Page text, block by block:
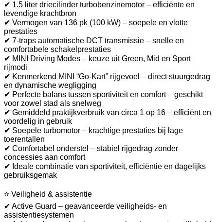
✔ 1.5 liter driecilinder turbobenzinemotor – efficiënte en
levendige krachtbron
✔ Vermogen van 136 pk (100 kW) – soepele en vlotte
prestaties
✔ 7-traps automatische DCT transmissie – snelle en
comfortabele schakelprestaties
✔ MINI Driving Modes – keuze uit Green, Mid en Sport
rijmodi
✔ Kenmerkend MINI “Go-Kart” rijgevoel – direct stuurgedrag
en dynamische wegligging
✔ Perfecte balans tussen sportiviteit en comfort – geschikt
voor zowel stad als snelweg
✔ Gemiddeld praktijkverbruik van circa 1 op 16 – efficiënt en
voordelig in gebruik
✔ Soepele turbomotor – krachtige prestaties bij lage
toerentallen
✔ Comfortabel onderstel – stabiel rijgedrag zonder
concessies aan comfort
✔ Ideale combinatie van sportiviteit, efficiëntie en dagelijks
gebruiksgemak
⭐ Veiligheid & assistentie
✔ Active Guard – geavanceerde veiligheids- en
assistentiesystemen